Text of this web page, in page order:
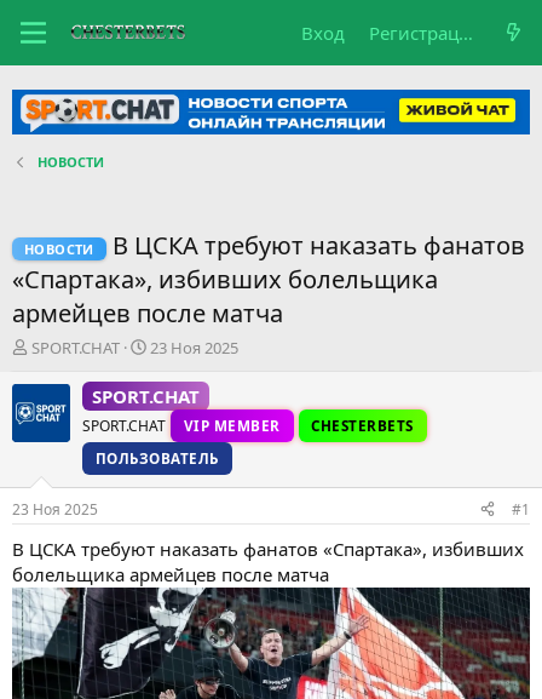
Вход Регистрация
НОВОСТИ
НОВОСТИ
В ЦСКА требуют наказать фанатов
«Спартака», избивших болельщика
армейцев после матча
А
т
о
е
м
ы
SPORT.CHAT
Д
т
а
н
а
ч
л
а
23 Ноя 2025
SPORT.CHAT
SPORT.CHAT VIP MEMBER
CHESTERBETS
ПОЛЬЗОВАТЕЛЬ
23 Ноя 2025 #1
В ЦСКА требуют наказать фанатов «Спартака», избивших
болельщика армейцев после матча